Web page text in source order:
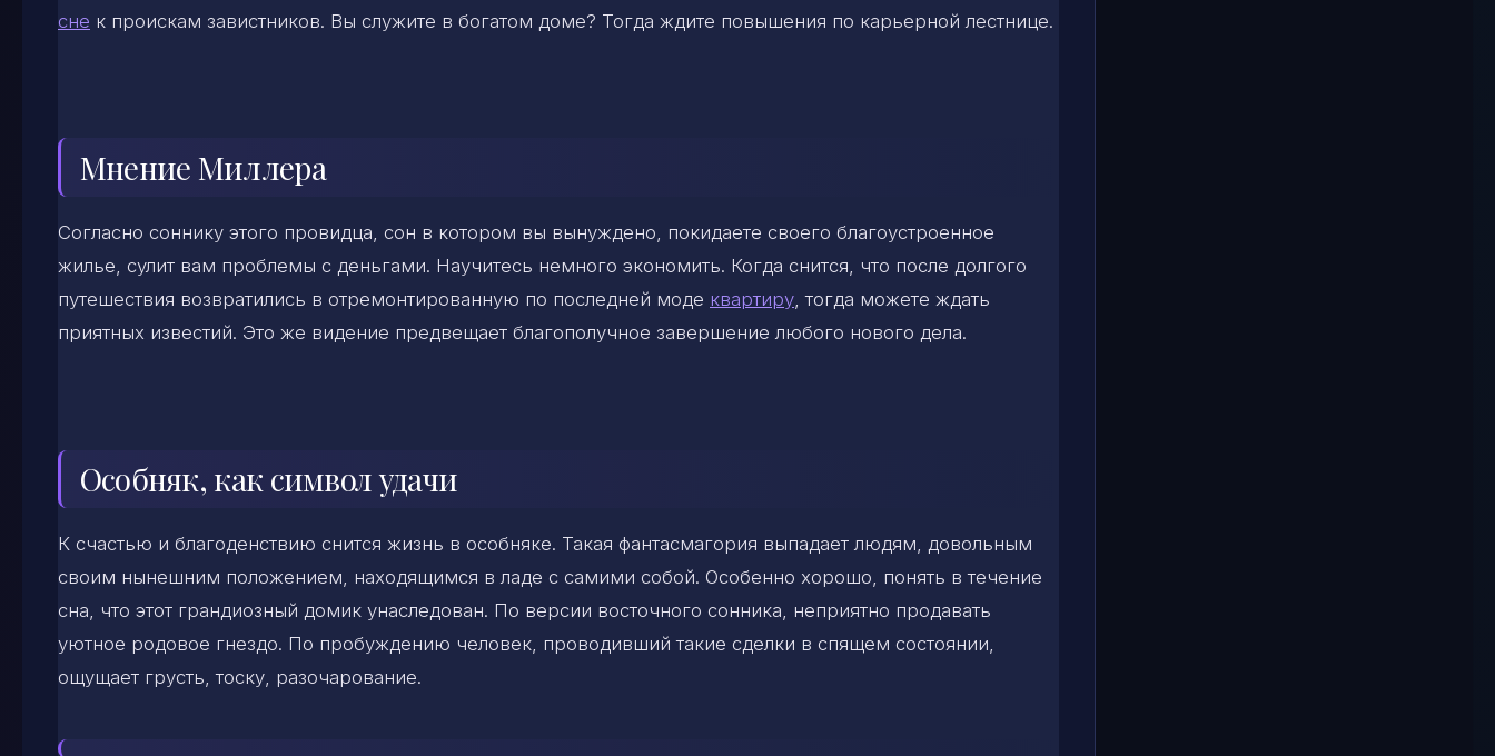
сне к проискам завистников. Вы служите в богатом доме? Тогда ждите повышения по карьерной лестнице.
Мнение Миллера
Согласно соннику этого провидца, сон в котором вы вынуждено, покидаете своего благоустроенное
жилье, сулит вам проблемы с деньгами. Научитесь немного экономить. Когда снится, что после долгого
путешествия возвратились в отремонтированную по последней моде квартиру , тогда можете ждать
приятных известий. Это же видение предвещает благополучное завершение любого нового дела.
Особняк, как символ удачи
К счастью и благоденствию снится жизнь в особняке. Такая фантасмагория выпадает людям, довольным
своим нынешним положением, находящимся в ладе с самими собой. Особенно хорошо, понять в течение
сна, что этот грандиозный домик унаследован. По версии восточного сонника, неприятно продавать
уютное родовое гнездо. По пробуждению человек, проводивший такие сделки в спящем состоянии,
ощущает грусть, тоску, разочарование.